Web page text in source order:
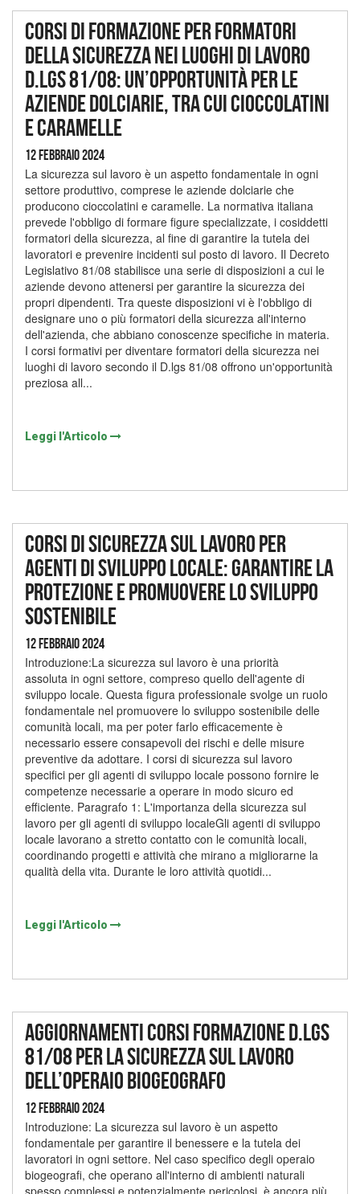
Corsi di formazione per formatori
della sicurezza nei luoghi di lavoro
D.lgs 81/08: un’opportunità per le
aziende dolciarie, tra cui cioccolatini
e caramelle
12 Febbraio 2024
La sicurezza sul lavoro è un aspetto fondamentale in ogni
settore produttivo, comprese le aziende dolciarie che
producono cioccolatini e caramelle. La normativa italiana
prevede l'obbligo di formare figure specializzate, i cosiddetti
formatori della sicurezza, al fine di garantire la tutela dei
lavoratori e prevenire incidenti sul posto di lavoro. Il Decreto
Legislativo 81/08 stabilisce una serie di disposizioni a cui le
aziende devono attenersi per garantire la sicurezza dei
propri dipendenti. Tra queste disposizioni vi è l'obbligo di
designare uno o più formatori della sicurezza all'interno
dell'azienda, che abbiano conoscenze specifiche in materia.
I corsi formativi per diventare formatori della sicurezza nei
luoghi di lavoro secondo il D.lgs 81/08 offrono un'opportunità
preziosa all...
Leggi l'Articolo
Corsi di sicurezza sul lavoro per
agenti di sviluppo locale: garantire la
protezione e promuovere lo sviluppo
sostenibile
12 Febbraio 2024
Introduzione:La sicurezza sul lavoro è una priorità
assoluta in ogni settore, compreso quello dell'agente di
sviluppo locale. Questa figura professionale svolge un ruolo
fondamentale nel promuovere lo sviluppo sostenibile delle
comunità locali, ma per poter farlo efficacemente è
necessario essere consapevoli dei rischi e delle misure
preventive da adottare. I corsi di sicurezza sul lavoro
specifici per gli agenti di sviluppo locale possono fornire le
competenze necessarie a operare in modo sicuro ed
efficiente. Paragrafo 1: L'importanza della sicurezza sul
lavoro per gli agenti di sviluppo localeGli agenti di sviluppo
locale lavorano a stretto contatto con le comunità locali,
coordinando progetti e attività che mirano a migliorarne la
qualità della vita. Durante le loro attività quotidi...
Leggi l'Articolo
Aggiornamenti corsi formazione D.lgs
81/08 per la sicurezza sul lavoro
dell’operaio biogeografo
12 Febbraio 2024
Introduzione: La sicurezza sul lavoro è un aspetto
fondamentale per garantire il benessere e la tutela dei
lavoratori in ogni settore. Nel caso specifico degli operaio
biogeografi, che operano all'interno di ambienti naturali
spesso complessi e potenzialmente pericolosi, è ancora più